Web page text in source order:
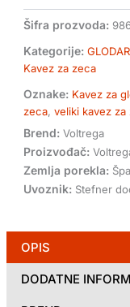
Šifra prozvoda:
Kategorije:
Kavez za zeca
Oznake: Kavez za
zeca,veliki kavez za
Brend: Voltrega
Proizvođač:
Zemlja porekla:
Uvoznik: Stefner
OPIS
DODATNE